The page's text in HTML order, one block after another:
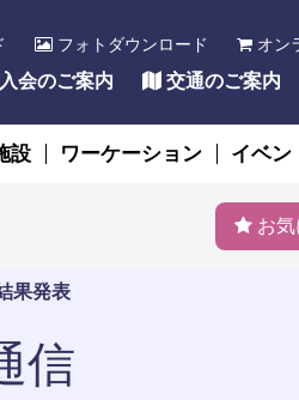
フォトダウンロード オン
入会のご案内 交通のご案内
設 ワーケーション イベン
お気
果発表
信